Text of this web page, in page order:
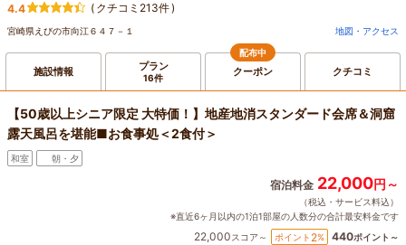
4.4 ( クチコミ213件)
宮崎県えびの市向江６４７－１ 地図・アクセス
施設情報 プラン
16件
配布中
クーポン クチコミ
【50歳以上シニア限定 大特価！】地産地消スタンダード会席＆洞窟
露天風呂を堪能■お食事処＜2食付＞
和室 朝・夕
宿泊料金 22,000円～
（税込・サービス料込）
※直近6ヶ月以内の1泊1部屋の人数分の合計最安料金です
22,000スコア～ ポイント 2% 440ポイント～